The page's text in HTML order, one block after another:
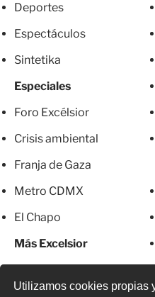
Utilizamos cookies propias
Deportes
Espectáculos
Sintetika
Especiales
Foro Excélsior
Crisis ambiental
Franja de Gaza
Metro CDMX
El Chapo
Más Excelsior